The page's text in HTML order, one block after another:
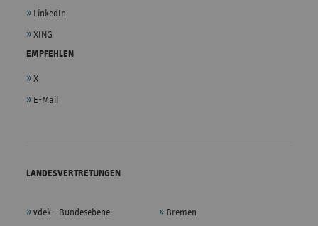
LinkedIn
XING
EMPFEHLEN
X
E-Mail
LANDESVERTRETUNGEN
vdek - Bundesebene Bremen